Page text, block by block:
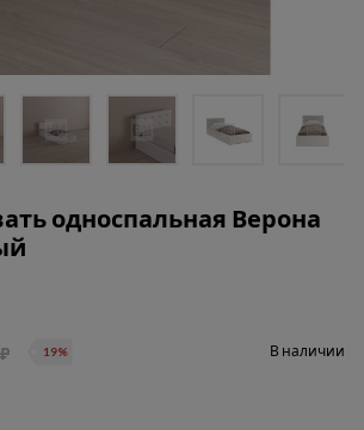
односпальная Верона
19% В наличии